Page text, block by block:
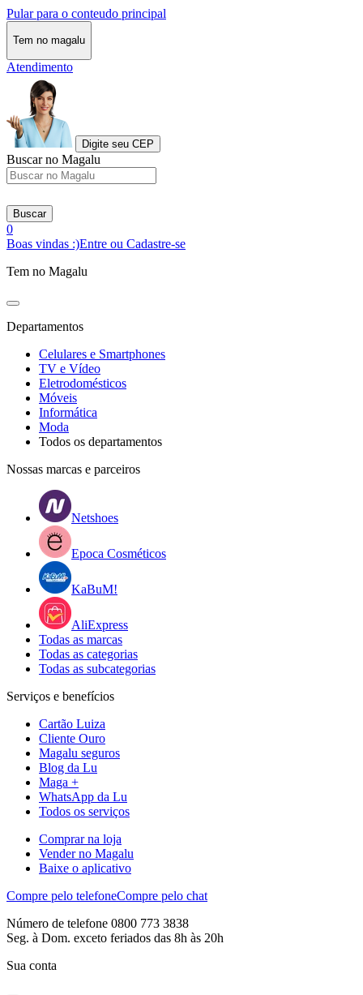
Pular para o conteudo principal
Tem no magalu
Atendimento
Digite seu CEP
Buscar no Magalu
Buscar
0
Boas vindas :)Entre ou Cadastre-se
Tem no Magalu
Departamentos
Celulares e Smartphones
TV e Vídeo
Eletrodomésticos
Móveis
Informática
Moda
Todos os departamentos
Nossas marcas e parceiros
Netshoes
Epoca Cosméticos
KaBuM!
AliExpress
Todas as marcas
Todas as categorias
Todas as subcategorias
Serviços e benefícios
Cartão Luiza
Cliente Ouro
Magalu seguros
Blog da Lu
Maga +
WhatsApp da Lu
Todos os serviços
Comprar na loja
Vender no Magalu
Baixe o aplicativo
Compre pelo telefoneCompre pelo chat
Número de telefone 0800 773 3838
Seg. à Dom. exceto feriados das 8h às 20h
Sua conta